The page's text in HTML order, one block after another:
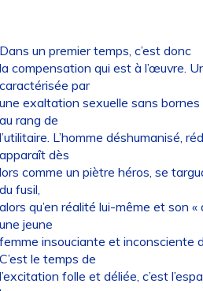
un premier temps, c’est donc
compensation qui est à l’œuvre.
par
exaltation sexuelle sans
rang de
L’homme déshumanisé,
dès
comme un piètre héros, se
fusil,
qu’en réalité lui-même et son
jeune
insouciante et inconsciente
le temps de
folle et déliée, c’est